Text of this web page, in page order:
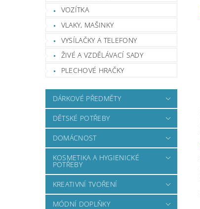
VOZÍTKA
VLAKY, MAŠINKY
VYSÍLAČKY A TELEFONY
ŽIVÉ A VZDĚLÁVACÍ SADY
PLECHOVÉ HRAČKY
DÁRKOVÉ PŘEDMĚTY
DĚTSKÉ POTŘEBY
DOMÁCNOST
KOSMETIKA A HYGIENICKÉ
POTŘEBY
KREATIVNÍ TVOŘENÍ
MÓDNÍ DOPLŇKY